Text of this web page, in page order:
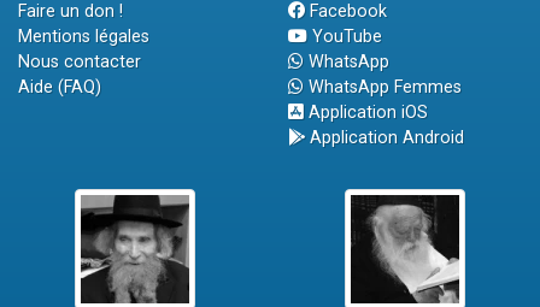
Faire un don !
Mentions légales
Nous contacter
Aide (FAQ)
Facebook
YouTube
WhatsApp
WhatsApp Femmes
Application iOS
Application Android